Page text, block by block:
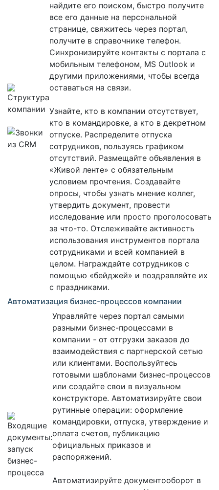
найдите его поиском, быстро получите
все его данные на персональной
странице, свяжитесь через портал,
получите в справочнике телефон.
Синхронизируйте контакты с портала с
мобильным телефоном, MS Outlook и
другими приложениями, чтобы всегда
оставаться на связи.
Узнайте, кто в компании отсутствует,
кто в командировке, а кто в декретном
отпуске. Распределите отпуска
сотрудников, пользуясь графиком
отсутствий. Размещайте объявления в
«Живой ленте» с обязательным
условием прочтения. Создавайте
опросы, чтобы узнать мнение коллег,
утвердить документ, провести
исследование или просто проголосовать
за что-то. Отслеживайте активность
использования инструментов портала
сотрудниками и всей компанией в
целом. Награждайте сотрудников с
помощью «бейджей» и поздравляйте их
с праздниками.
Автоматизация бизнес-процессов компании
Управляйте через портал самыми
разными бизнес-процессами в
компании - от отгрузки заказов до
взаимодействия с партнерской сетью
или клиентами. Воспользуйтесь
готовыми шаблонами бизнес-процессов
или создайте свои в визуальном
конструкторе. Автоматизируйте свои
рутинные операции: оформление
командировки, отпуска, утверждение и
оплата счетов, публикацию
официальных приказов и
распоряжений.
Автоматизируйте документооборот в